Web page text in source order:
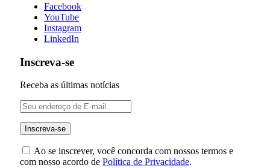
Facebook
YouTube
Instagram
LinkedIn
Inscreva-se
Receba as últimas notícias
Ao se inscrever, você concorda com nossos termos e
com nosso acordo de Política de Privacidade.